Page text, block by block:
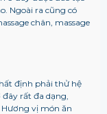
Ngoài ra cũng có
chân, massage
định phải thử hệ
rất đa dạng,
vị món ăn